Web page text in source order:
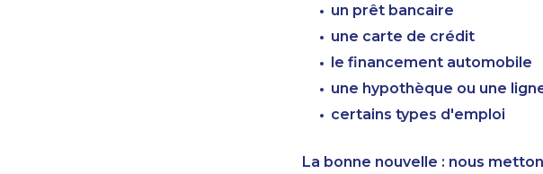
un prêt bancaire
une carte de crédit
le financement automobile
une hypothèque ou une
certains types d'emploi
La bonne nouvelle : nous